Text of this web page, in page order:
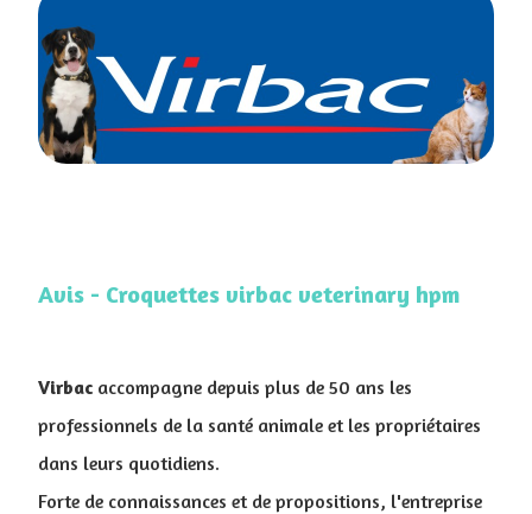
Avis - Croquettes virbac veterinary hpm
Virbac accompagne depuis plus de 50 ans les
professionnels de la santé animale et les propriétaires
dans leurs quotidiens.
Forte de connaissances et de propositions, l'entreprise